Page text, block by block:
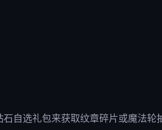
自选礼包来获取纹章碎片或魔法轮